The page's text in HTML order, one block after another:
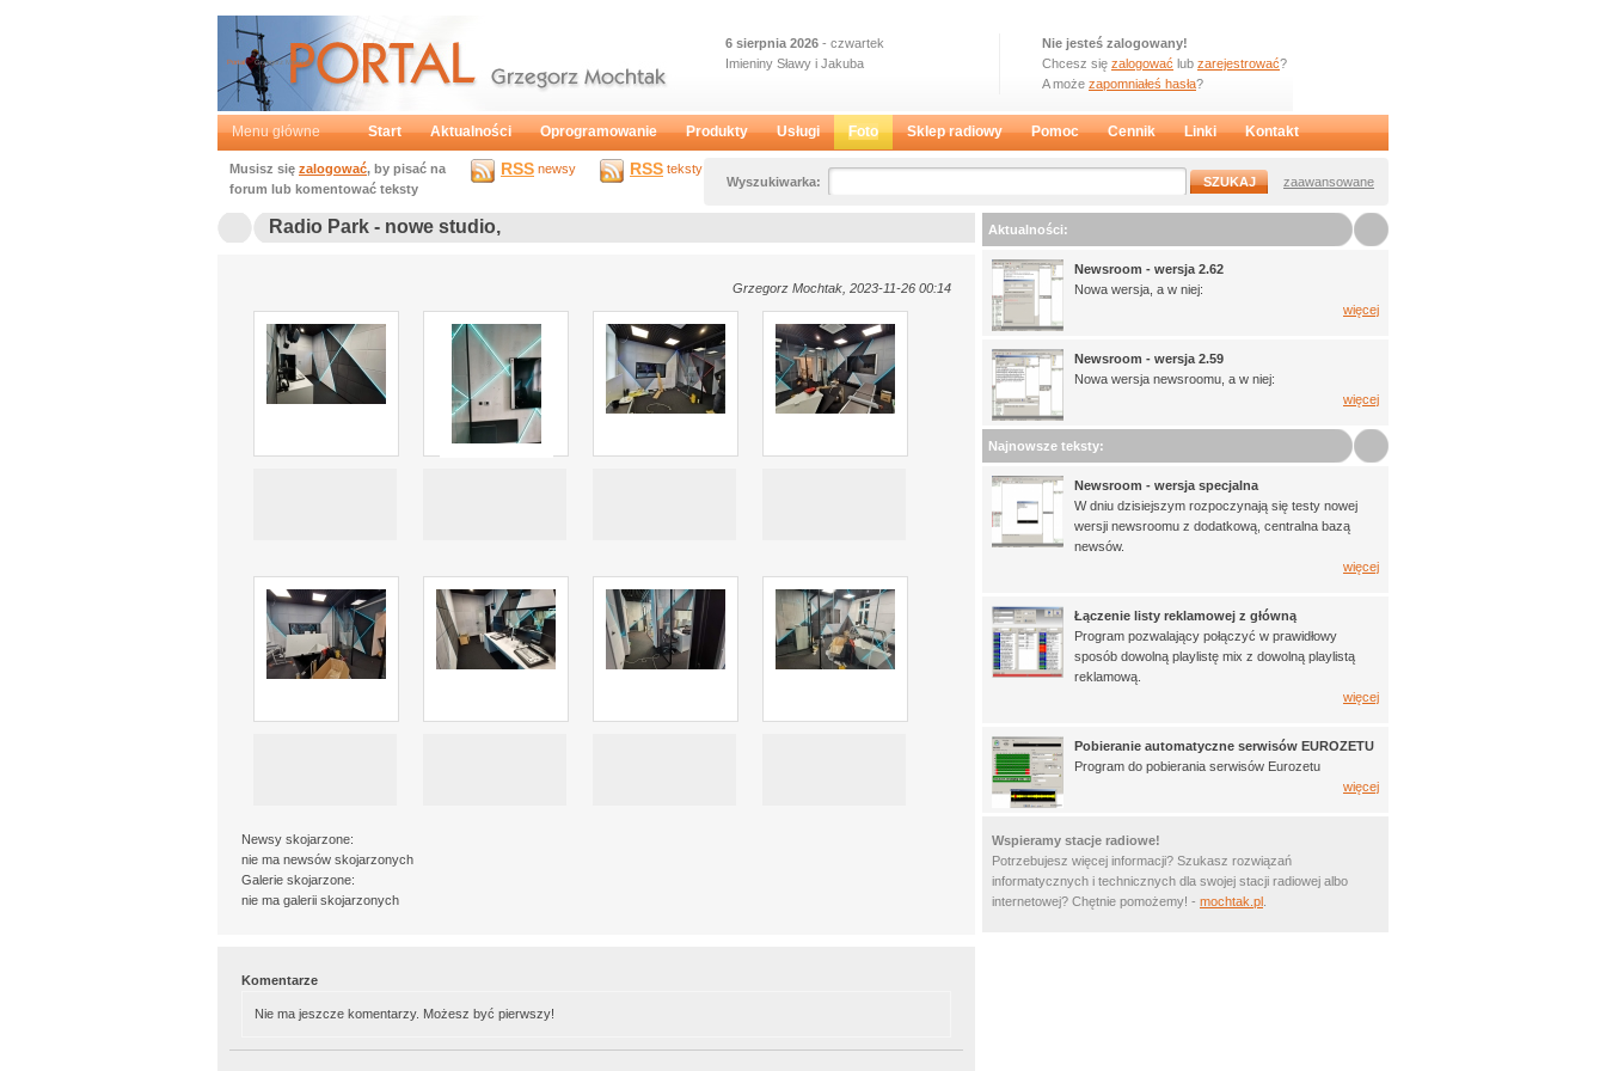
Nie jesteś zalogowany!
Chcesz się zalogować lub zarejestrować?
A może zapomniałeś hasła?
6 sierpnia 2026 - czwartek
Imieniny Sławy i Jakuba
Portal Grzegorz Mochtak
Menu główne Start Aktualności Oprogramowanie Produkty Usługi Foto Sklep radiowy Pomoc Cennik Linki Kontakt
Wyszukiwarka: zaawansowane
RSS newsy RSS teksty
Musisz się zalogować, by pisać na
forum lub komentować teksty
Radio Park - nowe studio,
Grzegorz Mochtak, 2023-11-26 00:14
Newsy skojarzone:
nie ma newsów skojarzonych
Galerie skojarzone:
nie ma galerii skojarzonych
Komentarze
Nie ma jeszcze komentarzy. Możesz być pierwszy!
Aktualności:
Newsroom - wersja 2.62
Nowa wersja, a w niej:
więcej
Newsroom - wersja 2.59
Nowa wersja newsroomu, a w niej:
więcej
Najnowsze teksty:
Newsroom - wersja specjalna
W dniu dzisiejszym rozpoczynają się testy nowej
wersji newsroomu z dodatkową, centralna bazą
newsów.
więcej
Łączenie listy reklamowej z główną
Program pozwalający połączyć w prawidłowy
sposób dowolną playlistę mix z dowolną playlistą
reklamową.
więcej
Pobieranie automatyczne serwisów EUROZETU
Program do pobierania serwisów Eurozetu
więcej
Wspieramy stacje radiowe!
Potrzebujesz więcej informacji? Szukasz rozwiązań
informatycznych i technicznych dla swojej stacji radiowej albo
internetowej? Chętnie pomożemy! - mochtak.pl